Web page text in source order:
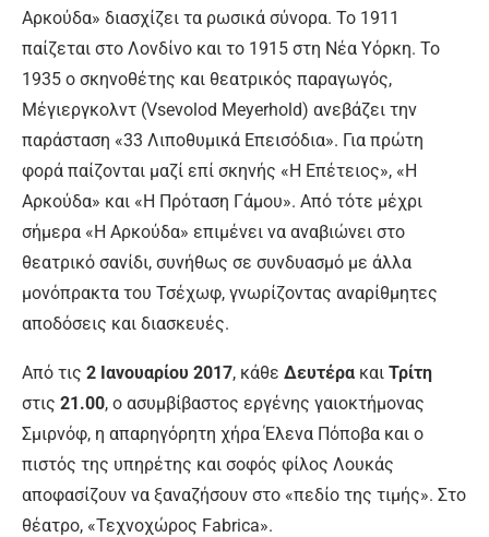
Αρκούδα» διασχίζει τα ρωσικά σύνορα. Το 1911
παίζεται στο Λονδίνο και το 1915 στη Νέα Υόρκη. Το
1935 ο σκηνοθέτης και θεατρικός παραγωγός,
Μέγιεργκολντ (Vsevolod Meyerhold) ανεβάζει την
παράσταση «33 Λιποθυμικά Επεισόδια». Για πρώτη
φορά παίζονται μαζί επί σκηνής «Η Επέτειος», «Η
Αρκούδα» και «Η Πρόταση Γάμου». Από τότε μέχρι
σήμερα «Η Αρκούδα» επιμένει να αναβιώνει στο
θεατρικό σανίδι, συνήθως σε συνδυασμό με άλλα
μονόπρακτα του Τσέχωφ, γνωρίζοντας αναρίθμητες
αποδόσεις και διασκευές.
Από τις 2 Ιανουαρίου 2017, κάθε Δευτέρα και Τρίτη
στις 21.00, ο ασυμβίβαστος εργένης γαιοκτήμονας
Σμιρνόφ, η απαρηγόρητη χήρα Έλενα Πόποβα και ο
πιστός της υπηρέτης και σοφός φίλος Λουκάς
αποφασίζουν να ξαναζήσουν στο «πεδίο της τιμής». Στο
θέατρο, «Τεχνοχώρος Fabrica».